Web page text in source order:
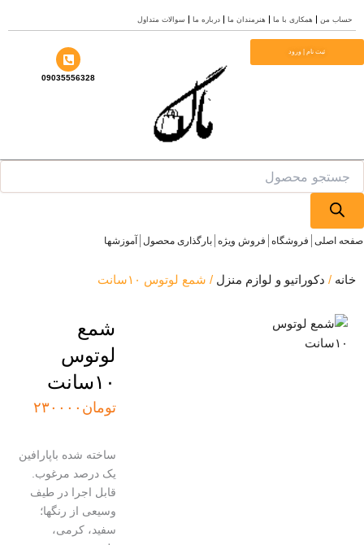
همکاری با ما هنرمندان ما درباره ما سوالات متداول
ثبت نام | ورود
09035556328
فروشگاه فروش ویژه بارگذاری محصول آموزشها
دکوراتیو و لوازم منزل/ شمع لوتوس ۱۰سانت
شمع
لوتوس
تومان۲۳۰۰۰۰
ساخته شده باپارافین
یک درصد مرغوب.
قابل اجرا در طیف
وسیعی از رنگها؛
سفید، کرمی،